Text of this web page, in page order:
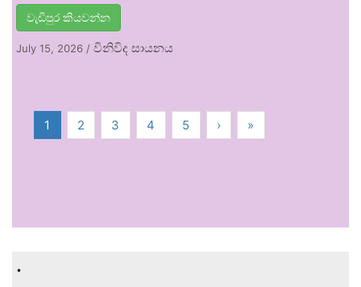
වැඩිපුර කියවන්න
July 15, 2026 / විනිවිද සායනය
1 2 3 4 5 › »
.